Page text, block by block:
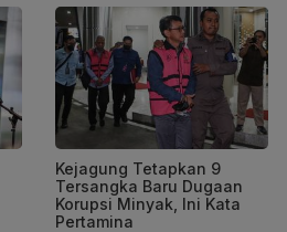
Kejagung Tetapkan 9
Tersangka Baru Dugaan
Korupsi Minyak, Ini Kata
Pertamina